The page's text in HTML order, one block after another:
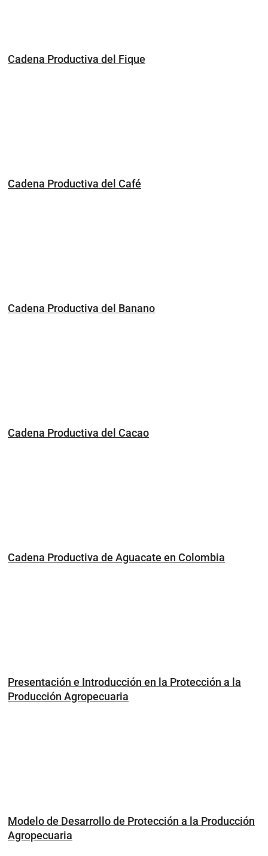
Cadena Productiva del Fique
Cadena Productiva del Café
Cadena Productiva del Banano
Cadena Productiva del Cacao
Cadena Productiva de Aguacate en Colombia
Presentación e Introducción en la Protección a la
Producción Agropecuaria
Modelo de Desarrollo de Protección a la Producción
Agropecuaria